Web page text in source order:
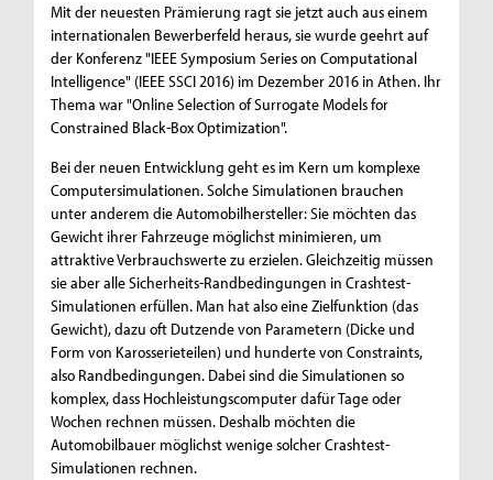
Mit der neuesten Prämierung ragt sie jetzt auch aus einem
internationalen Bewerberfeld heraus, sie wurde geehrt auf
der Konferenz "IEEE Symposium Series on Computational
Intelligence" (IEEE SSCI 2016) im Dezember 2016 in Athen. Ihr
Thema war "Online Selection of Surrogate Models for
Constrained Black-Box Optimization".
Bei der neuen Entwicklung geht es im Kern um komplexe
Computersimulationen. Solche Simulationen brauchen
unter anderem die Automobilhersteller: Sie möchten das
Gewicht ihrer Fahrzeuge möglichst minimieren, um
attraktive Verbrauchswerte zu erzielen. Gleichzeitig müssen
sie aber alle Sicherheits-Randbedingungen in Crashtest-
Simulationen erfüllen. Man hat also eine Zielfunktion (das
Gewicht), dazu oft Dutzende von Parametern (Dicke und
Form von Karosserieteilen) und hunderte von Constraints,
also Randbedingungen. Dabei sind die Simulationen so
komplex, dass Hochleistungscomputer dafür Tage oder
Wochen rechnen müssen. Deshalb möchten die
Automobilbauer möglichst wenige solcher Crashtest-
Simulationen rechnen.